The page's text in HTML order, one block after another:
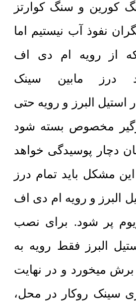
کورین و سنگ کوارتز
نفوذ آب نیستیم اما
از رویه ام دی اف
درز مابین سینک
استیل البرز و رویه حتی
مخصوص بسته شود
دچار پوسیدگی خواهد
مشکل باید تمام درز
البرز و رویه ام دی اف
پر شود. برای نصب
البرز فقط رویه به
میخورد و در نهایت
سینک روکار در محل،